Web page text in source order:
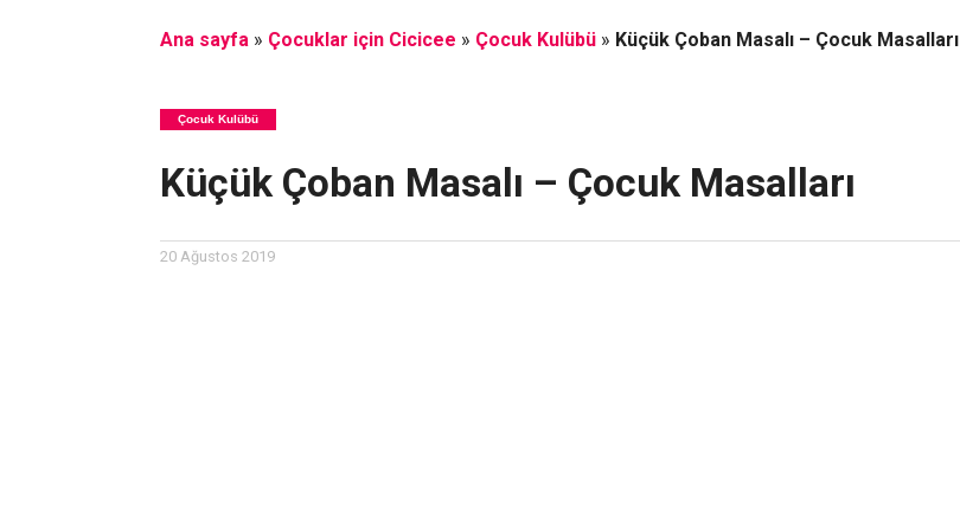
Ana sayfa» Çocuklar için Cicicee » Çocuk Kulübü» Küçük Çoban Masalı – Çocuk Masalları
Çocuk Kulübü
Küçük Çoban Masalı – Çocuk Masalları
20 Ağustos 2019